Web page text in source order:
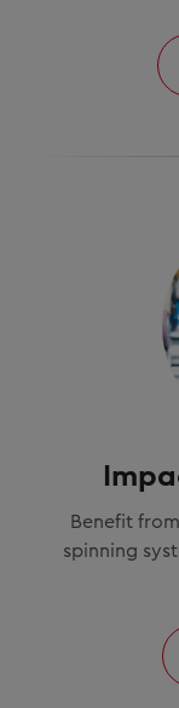
Benefit
spinning